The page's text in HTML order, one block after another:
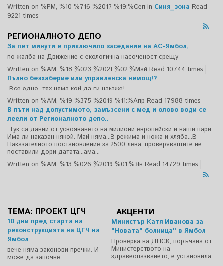
Written on %PM, %10 %716 %2017 %19:%Сеп in Синя_зона Read
9221 times
РЕГИОНАЛНОТО ДЕПО
За пет минути е приключило заседание на АС-Ямбол,
по жалба на Движение с екологична насоченост срещу
Written on %AM, %18 %023 %2021 %02:%Май Read 10744 times
Пълно безхаберие или управленска немощ!?
Все едно- тях няма кой да ги накаже!
Written on %AM, %19 %375 %2019 %11:%Апр Read 17988 times
В пъти над допустимото, замърсени с мед и олово води се
леели от Регионалното депо..
Тук са данни от усвояването на милиони европейски и наши пари
Има ли наказан някой. Май няма...В режима и ножа и хляба...В
Наказателното постановление за 2500 лева, проверяващите не
поставили дори датата...ама...
Written on %AM, %13 %026 %2019 %01:%Ян Read 14729 times
ТЕМА: ПРОЕКТ ЦГЧ
10 дни пред старта на
реконструкцията на ЦГЧ на
Ямбол
вече няма законови пречки. И
може да започне.
АКЦЕНТИ
Министър Катя Иванова за
"Новата" болница" в Ямбол
Проверка на ДНСК, поръчана от
Министерството на
здравеопазването, е установила